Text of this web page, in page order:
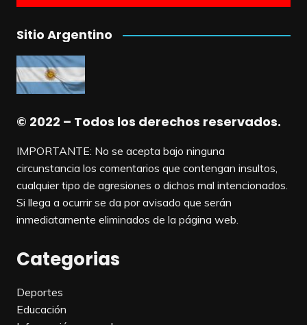
Sitio Argentino
© 2022 – Todos los derechos reservados.
IMPORTANTE: No se acepta bajo ninguna
circunstancia los comentarios que contengan insultos,
cualquier tipo de agresiones o dichos mal intencionados.
Si llega a ocurrir se da por avisado que serán
inmediatamente eliminados de la página web.
Categorias
Deportes
Educación